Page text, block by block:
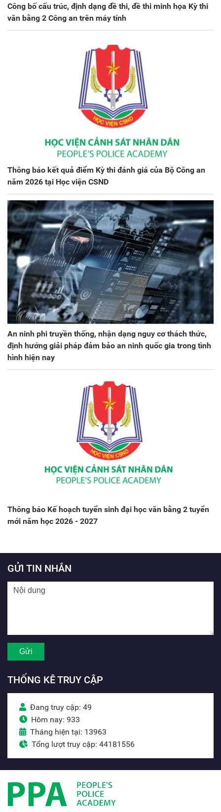
Công bố cấu trúc, định dạng đề thi, đề thi minh họa Kỳ thi
văn bằng 2 Công an trên máy tính
Thông báo kết quả điểm Kỳ thi đánh giá của Bộ Công an
năm 2026 tại Học viện CSND
An ninh phi truyền thống, nhận dạng nguy cơ thách thức,
định hướng giải pháp đảm bảo an ninh quốc gia trong tình
hình hiện nay
Thông báo Kế hoạch tuyển sinh đại học văn bằng 2 tuyển
mới năm học 2026 - 2027
GỬI TIN NHẮN
THỐNG KÊ TRUY CẬP
Đang truy cập: 49
Hôm nay: 933
Tháng hiện tại: 13963
Tổng lượt truy cập: 44181556